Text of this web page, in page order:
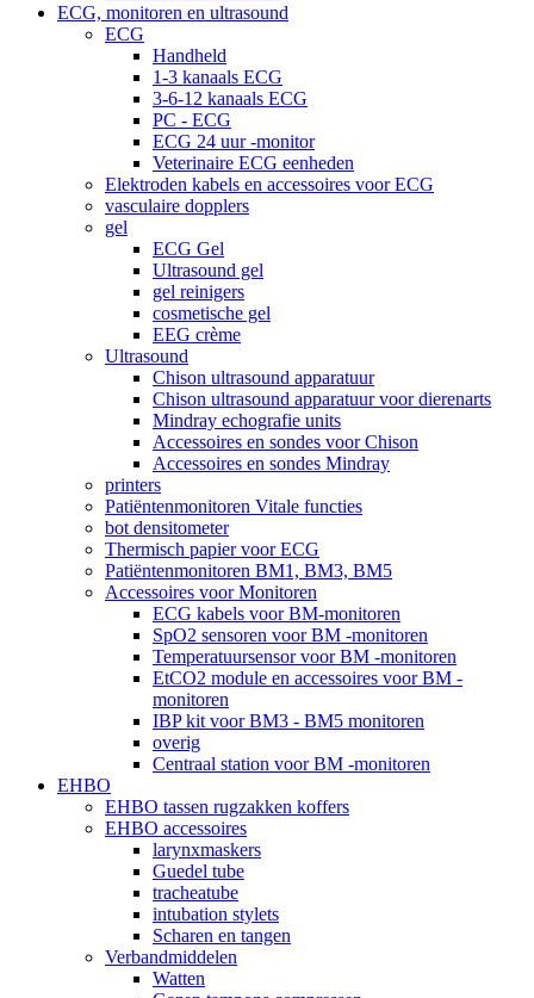
ECG, monitoren en ultrasound
ECG
Handheld
1-3 kanaals ECG
3-6-12 kanaals ECG
PC - ECG
ECG 24 uur -monitor
Veterinaire ECG eenheden
Elektroden kabels en accessoires voor ECG
vasculaire dopplers
gel
ECG Gel
Ultrasound gel
gel reinigers
cosmetische gel
EEG crème
Ultrasound
Chison ultrasound apparatuur
Chison ultrasound apparatuur voor dierenarts
Mindray echografie units
Accessoires en sondes voor Chison
Accessoires en sondes Mindray
printers
Patiëntenmonitoren Vitale functies
bot densitometer
Thermisch papier voor ECG
Patiëntenmonitoren BM1, BM3, BM5
Accessoires voor Monitoren
ECG kabels voor BM-monitoren
SpO2 sensoren voor BM -monitoren
Temperatuursensor voor BM -monitoren
EtCO2 module en accessoires voor BM -
monitoren
IBP kit voor BM3 - BM5 monitoren
overig
Centraal station voor BM -monitoren
EHBO
EHBO tassen rugzakken koffers
EHBO accessoires
larynxmaskers
Guedel tube
tracheatube
intubation stylets
Scharen en tangen
Verbandmiddelen
Watten